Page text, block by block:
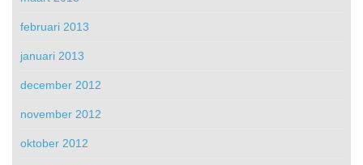
februari 2013
januari 2013
december 2012
november 2012
oktober 2012